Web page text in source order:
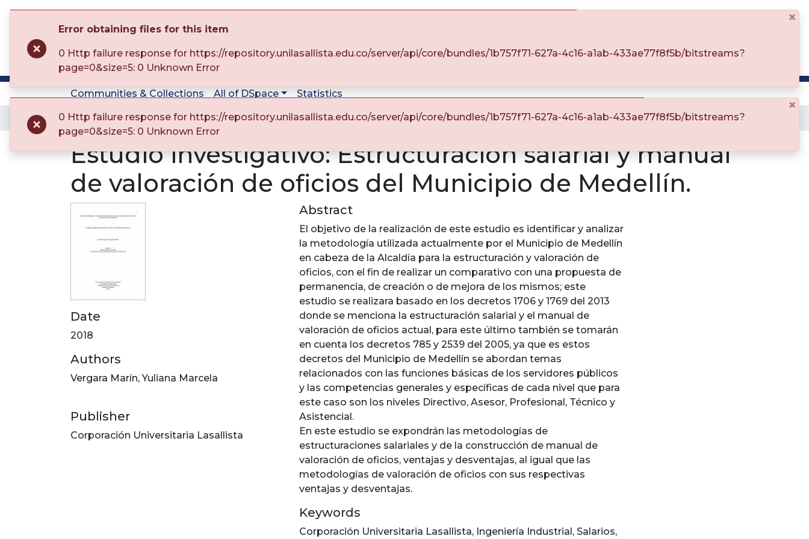
Communities & Collections All of DSpace Statistics
Home Trabajos de grado Facultad de Ingeniería Ingeniería Industrial Estudio investigativo: Estructuración salarial y manual de valoración de oficios del Municipio de Medellín.
Estudio investigativo: Estructuración salarial y manual
de valoración de oficios del Municipio de Medellín.
Date
2018
Authors
Vergara Marín, Yuliana Marcela
Publisher
Corporación Universitaria Lasallista
Abstract
El objetivo de la realización de este estudio es identificar y analizar
la metodología utilizada actualmente por el Municipio de Medellín
en cabeza de la Alcaldía para la estructuración y valoración de
oficios, con el fin de realizar un comparativo con una propuesta de
permanencia, de creación o de mejora de los mismos; este
estudio se realizara basado en los decretos 1706 y 1769 del 2013
donde se menciona la estructuración salarial y el manual de
valoración de oficios actual, para este último también se tomarán
en cuenta los decretos 785 y 2539 del 2005, ya que es estos
decretos del Municipio de Medellín se abordan temas
relacionados con las funciones básicas de los servidores públicos
y las competencias generales y específicas de cada nivel que para
este caso son los niveles Directivo, Asesor, Profesional, Técnico y
Asistencial.
En este estudio se expondrán las metodologías de
estructuraciones salariales y de la construcción de manual de
valoración de oficios, ventajas y desventajas, al igual que las
metodologías de valoración de oficios con sus respectivas
ventajas y desventajas.
Keywords
Corporación Universitaria Lasallista, Ingeniería Industrial, Salarios,
×
Error obtaining files for this item
0 Http failure response for https://repository.unilasallista.edu.co/server/api/core/bundles/1b757f71-627a-4c16-a1ab-433ae77f8f5b/bitstreams?
page=0&size=5: 0 Unknown Error
×
0 Http failure response for https://repository.unilasallista.edu.co/server/api/core/bundles/1b757f71-627a-4c16-a1ab-433ae77f8f5b/bitstreams?
page=0&size=5: 0 Unknown Error